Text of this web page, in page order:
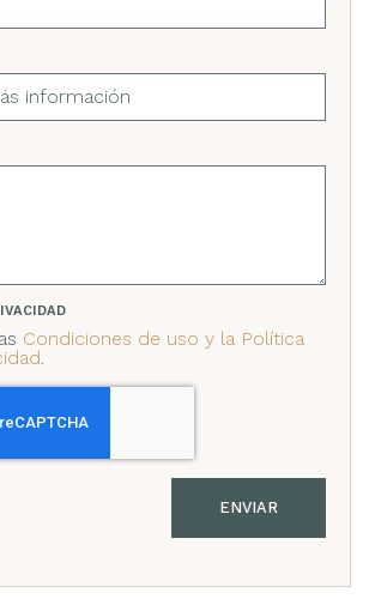
Condiciones de uso y la Política
.
ENVIAR